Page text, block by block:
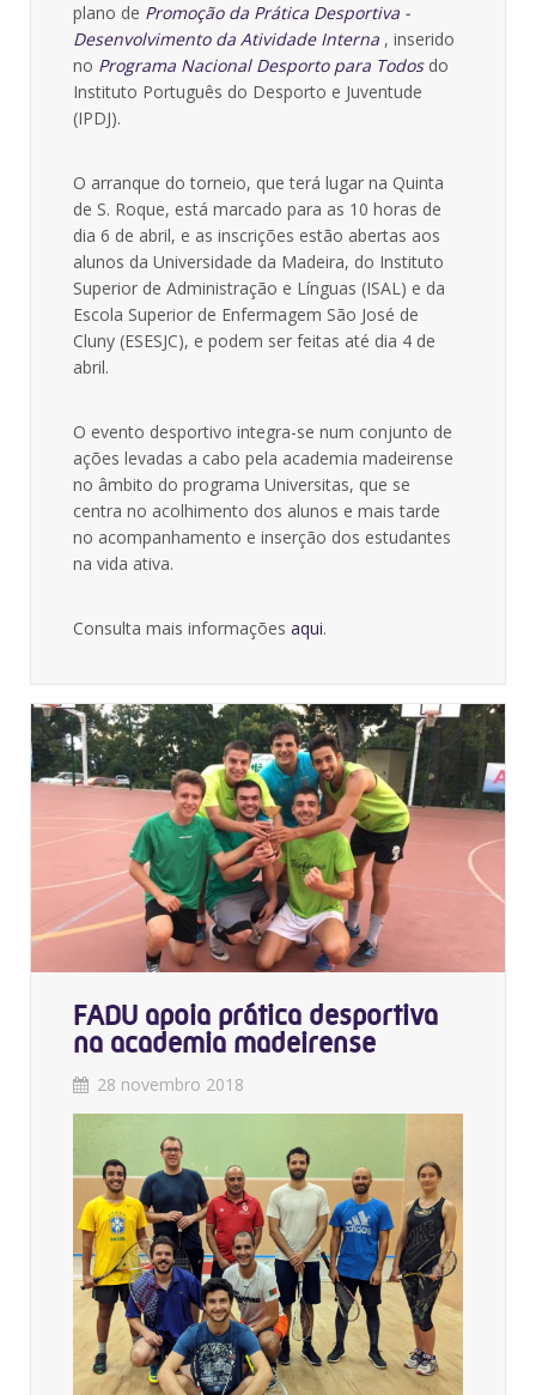
plano de Promoção da Prática Desportiva -
Desenvolvimento da Atividade Interna , inserido
no Programa Nacional Desporto para Todos do
Instituto Português do Desporto e Juventude
(IPDJ).
O arranque do torneio, que terá lugar na Quinta
de S. Roque, está marcado para as 10 horas de
dia 6 de abril, e as inscrições estão abertas aos
alunos da Universidade da Madeira, do Instituto
Superior de Administração e Línguas (ISAL) e da
Escola Superior de Enfermagem São José de
Cluny (ESESJC), e podem ser feitas até dia 4 de
abril.
O evento desportivo integra-se num conjunto de
ações levadas a cabo pela academia madeirense
no âmbito do programa Universitas, que se
centra no acolhimento dos alunos e mais tarde
no acompanhamento e inserção dos estudantes
na vida ativa.
Consulta mais informações aqui.
FADU apoia prática desportiva
na academia madeirense
28 novembro 2018